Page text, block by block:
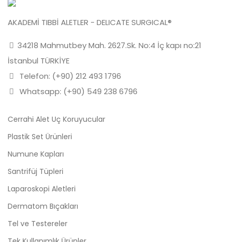
AKADEMİ TIBBİ ALETLER - DELICATE SURGICAL®
34218 Mahmutbey Mah. 2627.Sk. No:4 İç kapı no:21
İstanbul TÜRKİYE
Telefon: (+90) 212 493 1796
Whatsapp: (+90) 549 238 6796
Cerrahi Alet Uç Koruyucular
Plastik Set Ürünleri
Numune Kapları
Santrifüj Tüpleri
Laparoskopi Aletleri
Dermatom Bıçakları
Tel ve Testereler